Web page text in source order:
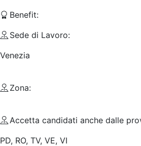
Benefit:
Sede di Lavoro:
Venezia
Zona:
Accetta candidati anche dalle
PD, RO, TV, VE, VI